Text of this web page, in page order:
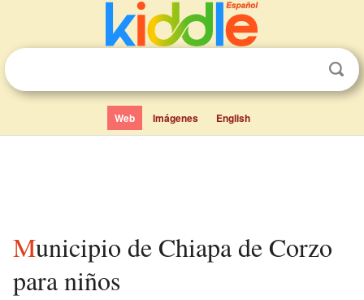
Web Imágenes English
Municipio de Chiapa de Corzo
para niños